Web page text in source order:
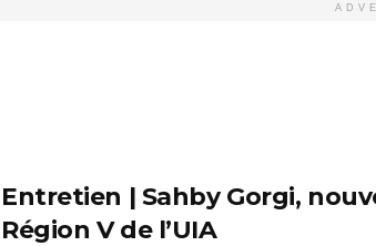
Entretien | Sahby Gorgi,
Région V de l’UIA